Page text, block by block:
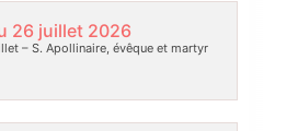
26 juillet 2026
– S. Apollinaire, évêque et martyr